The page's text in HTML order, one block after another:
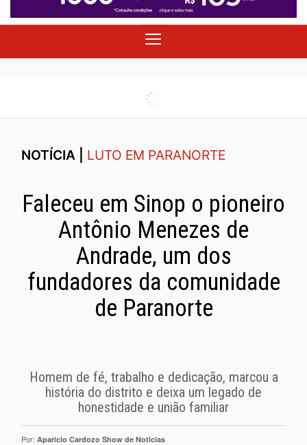
NOTÍCIA | LUTO EM PARANORTE
Faleceu em Sinop o pioneiro
Antônio Menezes de
Andrade, um dos
fundadores da comunidade
de Paranorte
Homem de fé, trabalho e dedicação, marcou a
história do distrito e deixa um legado de
honestidade e união familiar
Por: Aparicio Cardozo Show de Notícias